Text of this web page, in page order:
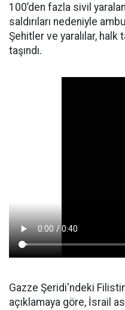
100’den fazla sivil
saldırıları nedeniyle
Şehitler ve yaralılar, halk
taşındı.
Gazze Şeridi'ndeki Filistin
açıklamaya göre, İsrail